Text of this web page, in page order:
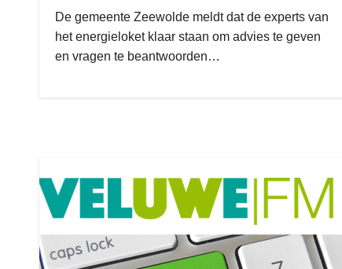
De gemeente Zeewolde meldt dat de experts van
het energieloket klaar staan om advies te geven
en vragen te beantwoorden…